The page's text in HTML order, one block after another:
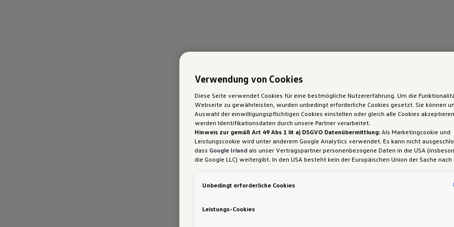
Verwendung von Cookies
Diese Seite verwendet Cookies für eine bestmögliche Nutzererfahrung. Um die
Webseite zu gewährleisten, wurden unbedingt erforderliche Cookies gesetzt. Sie können
Auswahl der einwilligungspflichtigen Cookies einstellen oder gleich alle Cookies
werden Identifikationsdaten durch unsere Partner verarbeitet.
Hinweis zur gemäß Art 49 Abs 1 lit a) DSGVO Datenübermittlung:Als Marketingcookie und
Leistungscookie wird unter anderem Google Analytics verwendet. Es kann nicht
dass Google Irland als unser Vertragspartner personenbezogene Daten in die USA
die Google LLC) weitergibt. In den USA besteht kein der Europäischen Union der Sache nach
nicht wirksam durchsetzen können, in den USA keine Datenschutzgrundsätze bestehen,
Daten erlangen können, wobei Eingriffe in Ihre persönlichen Rechte und Freiheiten nicht
Notwendige beschränkt sind.
Unbedingt erforderliche Cookies
Leistungs-Cookies